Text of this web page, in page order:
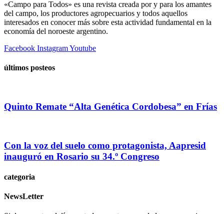
«Campo para Todos» es una revista creada por y para los amantes
del campo, los productores agropecuarios y todos aquellos
interesados en conocer más sobre esta actividad fundamental en la
economía del noroeste argentino.
Facebook InstagramYoutube
últimos posteos
Quinto Remate “Alta Genética Cordobesa” en Frías
Con la voz del suelo como protagonista, Aapresid
inauguró en Rosario su 34.º Congreso
categoria
NewsLetter